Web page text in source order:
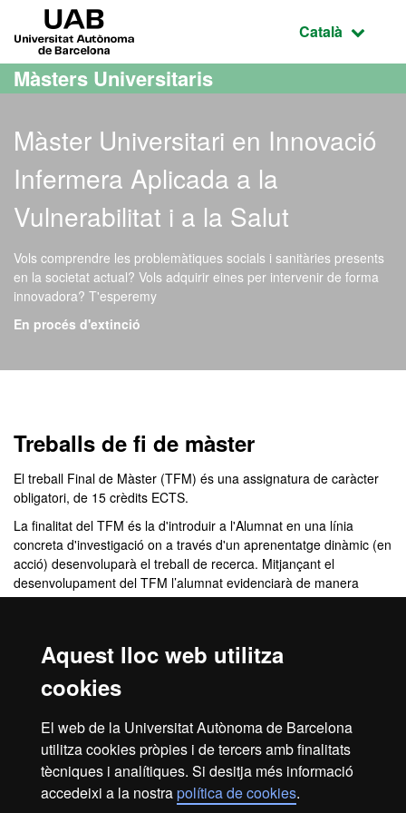
Aquest lloc web utilitza
cookies
El web de la Universitat Autònoma de Barcelona
utilitza cookies pròpies i de tercers amb finalitats
tècniques i analítiques. Si desitja més informació
accedeixi a la nostrapolítica de cookies.
Ves al contingut principal
Ves a la navegació de la pàgina
Idioma
Català
Màsters Universitaris
Màster Universitari en Innovació
Infermera Aplicada a la
Vulnerabilitat i a la Salut
Vols comprendre les problemàtiques socials i sanitàries presents
en la societat actual? Vols adquirir eines per intervenir de forma
innovadora? T'esperemy
En procés d'extinció
Treballs de fi de màster
El treball Final de Màster (TFM) és una assignatura de caràcter
obligatori, de 15 crèdits ECTS.
La finalitat del TFM és la d'introduir a l'Alumnat en una línia
concreta d'investigació on a través d'un aprenentatge dinàmic (en
acció) desenvoluparà el treball de recerca. Mitjançant el
desenvolupament del TFM l’alumnat evidenciarà de manera
integrada les competències adquirides al llarg del màster.
d’un/a tutor/a que vetllarà pel seu progrés i que garantirà el nivell
de qualitat d’acord als criteris especificats a les rúbriques de
l’assignatura. Aquest treball
presentar el TFM l'estudiant haurà d’haver superat la resta
d’assignatures.